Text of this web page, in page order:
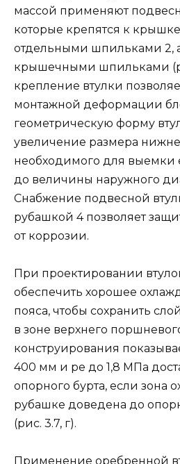
массой применяют
которые крепятся к
отдельными шпильками 2,
крышечными шпильками
крепление втулки
монтажной деформации
геометрическую форму
увеличение размера
необходимого для выемки
до величины наружного
Снабжение подвесной
рубашкой 4 позволяет
от коррозии.
При проектировании
обеспечить хорошее
пояса, чтобы сохранить
в зоне верхнего
конструирования
400 мм и ре до 1,8 МПа
опорного бурта, если зона
рубашке доведена до
(рис. 3.7, г).
Применение оребренной